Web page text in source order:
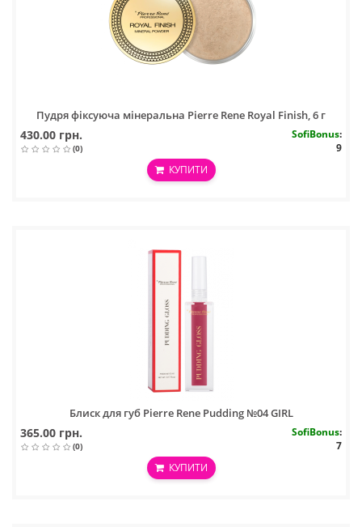
Пудря фіксуюча мінеральна Pierre Rene Royal Finish, 6 г
430.00 грн.
(0)
SofiBonus:
9
КУПИТИ
Блиск для губ Pierre Rene Pudding №04 GIRL
365.00 грн.
(0)
SofiBonus:
7
КУПИТИ